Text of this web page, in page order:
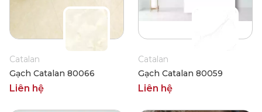
Catalan
Gạch Catalan 80066
Liên hệ
Catalan
Gạch Catalan 80059
Liên hệ